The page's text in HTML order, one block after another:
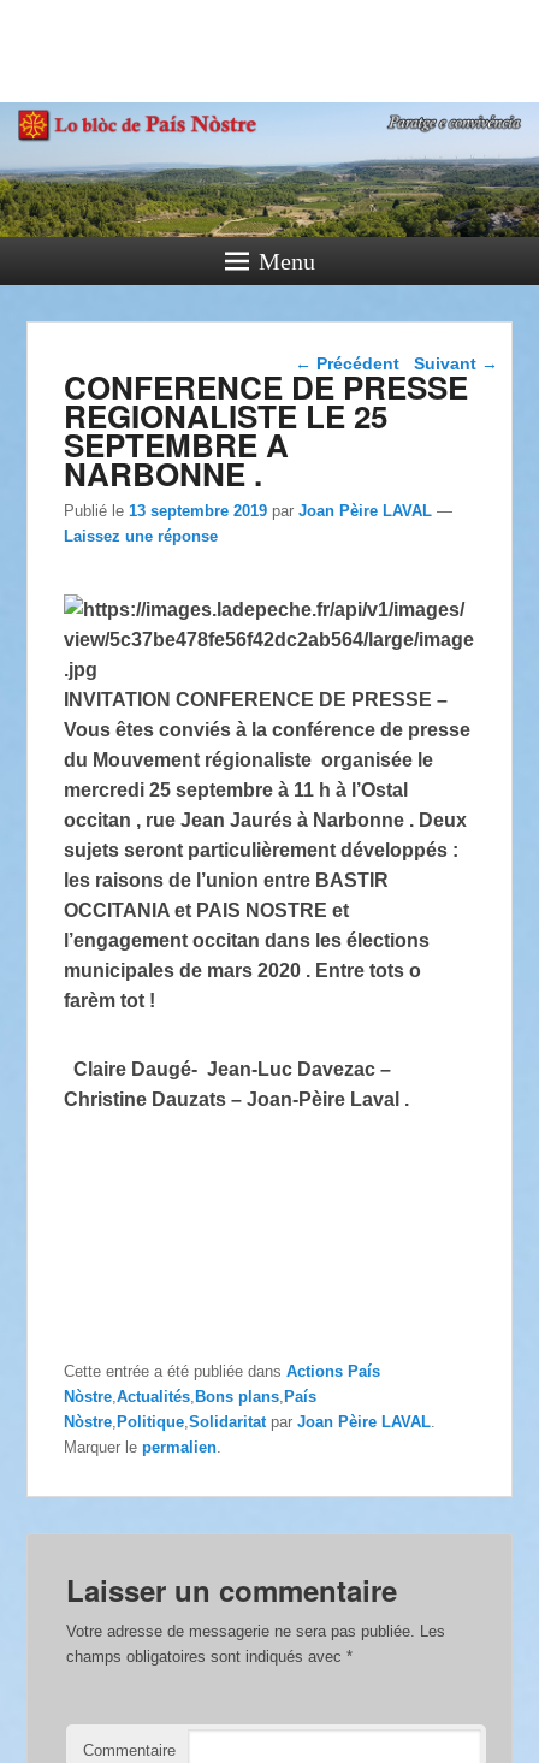
Paratge e Convivència
Menu
Navigation dans les
articles
← Précédent Suivant →
CONFERENCE DE PRESSE
REGIONALISTE LE 25
SEPTEMBRE A
NARBONNE .
Publié le13 septembre 2019 parJoan Pèire LAVAL —
Laissez une réponse
INVITATION CONFERENCE DE PRESSE –
Vous êtes conviés à la conférence de presse
du Mouvement régionaliste organisée le
mercredi 25 septembre à 11 h à l’Ostal
occitan , rue Jean Jaurés à Narbonne . Deux
sujets seront particulièrement développés :
les raisons de l’union entre BASTIR
OCCITANIA et PAIS NOSTRE et
l’engagement occitan dans les élections
municipales de mars 2020 . Entre tots o
farèm tot !
Claire Daugé- Jean-Luc Davezac –
Christine Dauzats – Joan-Pèire Laval .
Cette entrée a été publiée dansActions País
Nòstre ,Actualités Bons plans País
Nòstre Politique ,Solidaritat parJoan Pèire LAVAL
Marquer lepermalien
Laisser un commentaire
Votre adresse de messagerie ne sera pas publiée.
Les
champs obligatoires sont indiqués avec*
Commentaire